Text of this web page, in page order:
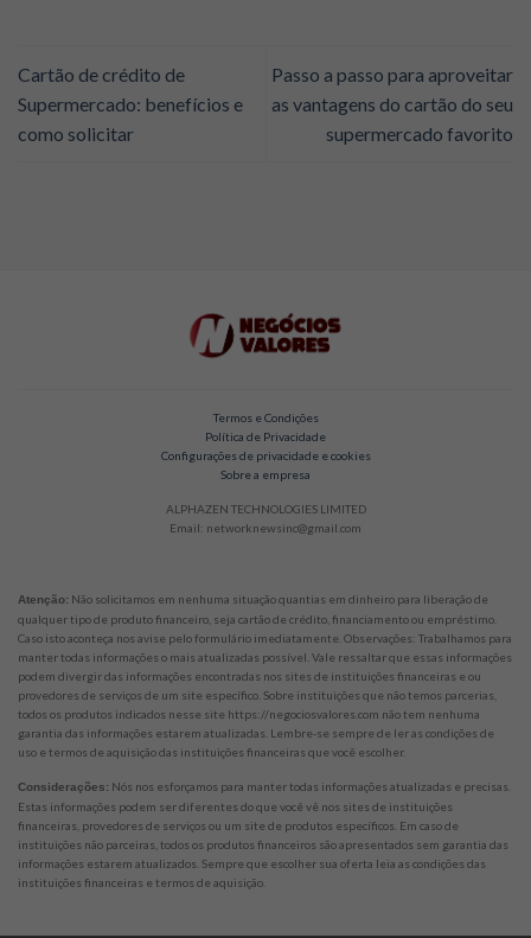
Cartão de crédito de
Supermercado: benefícios e
como solicitar
Passo a passo para aproveitar
as vantagens do cartão do seu
supermercado favorito
Termos e Condições
Política de Privacidade
Configurações de privacidade e cookies
Sobre a empresa
ALPHAZEN TECHNOLOGIES LIMITED
Email: networknewsinc@gmail.com
Atenção: Não solicitamos em nenhuma situação quantias em dinheiro para liberação de
qualquer tipo de produto financeiro, seja cartão de crédito, financiamento ou empréstimo.
Caso isto aconteça nos avise pelo formulário imediatamente. Observações: Trabalhamos para
manter todas informações o mais atualizadas possível. Vale ressaltar que essas informações
podem divergir das informações encontradas nos sites de instituições financeiras e ou
provedores de serviços de um site específico. Sobre instituições que não temos parcerias,
todos os produtos indicados nesse site https://negociosvalores.com não tem nenhuma
garantia das informações estarem atualizadas. Lembre-se sempre de ler as condições de
uso e termos de aquisição das instituições financeiras que você escolher.
Considerações: Nós nos esforçamos para manter todas informações atualizadas e precisas.
Estas informações podem ser diferentes do que você vê nos sites de instituições
financeiras, provedores de serviços ou um site de produtos específicos. Em caso de
instituições não parceiras, todos os produtos financeiros são apresentados sem garantia das
informações estarem atualizados. Sempre que escolher sua oferta leia as condições das
instituições financeiras e termos de aquisição.